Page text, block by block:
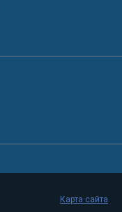
Карта сайта